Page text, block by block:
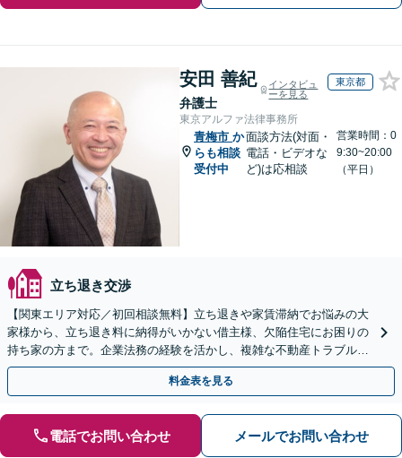
安田 善紀
弁護士
インタビュ
ーを見る
東京都
東京アルファ法律事務所
青梅市 か
らも相談
受付中
面談方法(対面・
電話・ビデオな
ど)は応相談
営業時間：0
9:30~20:00
（平日）
立ち退き交渉
【関東エリア対応／初回相談無料】立ち退きや家賃滞納でお悩みの大
家様から、立ち退き料に納得がいかない借主様、欠陥住宅にお困りの
持ち家の方まで。企業法務の経験を活かし、複雑な不動産トラブルを
法的に解決へと導きます。
料金表を見る
電話でお問い合わせ メールでお問い合わせ